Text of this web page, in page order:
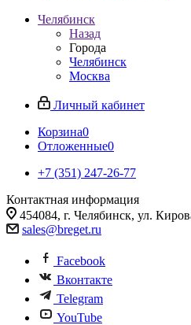
Челябинск
Назад
Города
Челябинск
Москва
Личный кабинет
Корзина0
Отложенные0
+7 (351) 247-26-77
Контактная информация
454084, г. Челябинск, ул.
sales@breget.ru
Facebook
Вконтакте
Telegram
YouTube